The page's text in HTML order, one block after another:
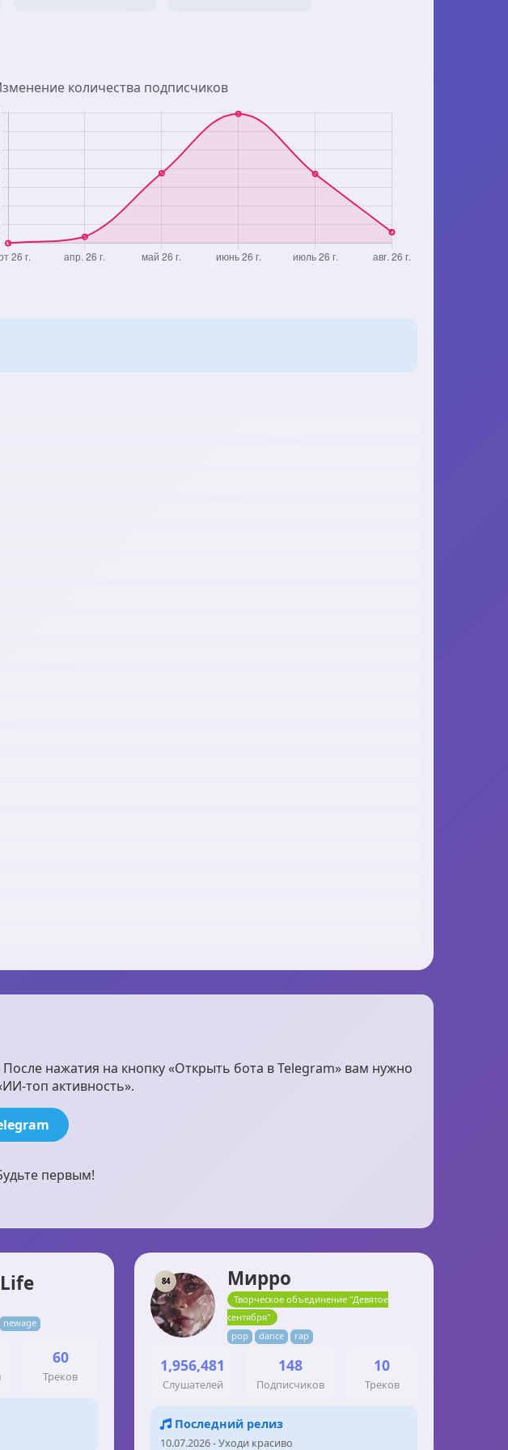
количества подписчиков
нажатия на кнопку «Открыть бота в Telegram» вам нужно
топ активность».
первым!
newage
60
Треков
84 Мирро
Творческое объединение "Девятое
сентября"
pop
dance rap
1,956,481
Слушателей
148
Подписчиков
10
Треков
Последний релиз
10.07.2026 - Уходи красиво